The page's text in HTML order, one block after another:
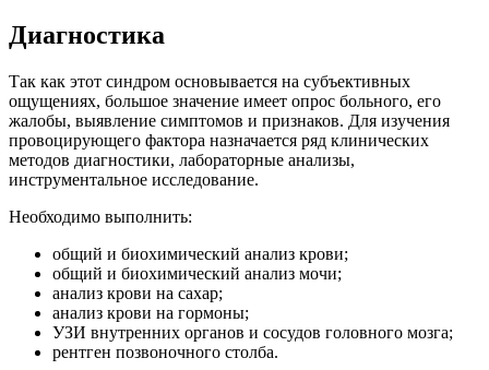
Диагностика
Так как этот синдром основывается на субъективных
ощущениях, большое значение имеет опрос больного, его
жалобы, выявление симптомов и признаков. Для изучения
провоцирующего фактора назначается ряд клинических
методов диагностики, лабораторные анализы,
инструментальное исследование.
Необходимо выполнить:
общий и биохимический анализ крови;
общий и биохимический анализ мочи;
анализ крови на сахар;
анализ крови на гормоны;
УЗИ внутренних органов и сосудов головного мозга;
рентген позвоночного столба.